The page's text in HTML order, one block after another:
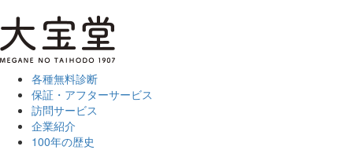
各種無料診断
保証・アフターサービス
訪問サービス
企業紹介
100年の歴史